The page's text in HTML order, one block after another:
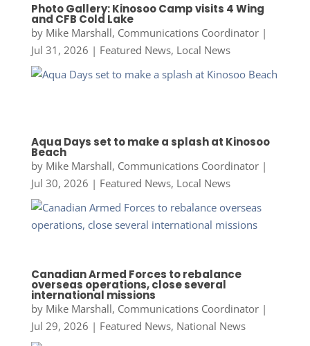
Photo Gallery: Kinosoo Camp visits 4 Wing
and CFB Cold Lake
by Mike Marshall, Communications Coordinator|
Jul 31, 2026 | Featured News, Local News
Aqua Days set to make a splash at Kinosoo
Beach
by Mike Marshall, Communications Coordinator|
Jul 30, 2026 | Featured News, Local News
Canadian Armed Forces to rebalance
overseas operations, close several
international missions
by Mike Marshall, Communications Coordinator|
Jul 29, 2026 | Featured News, National News